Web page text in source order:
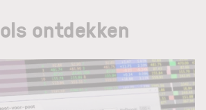
ontdekken